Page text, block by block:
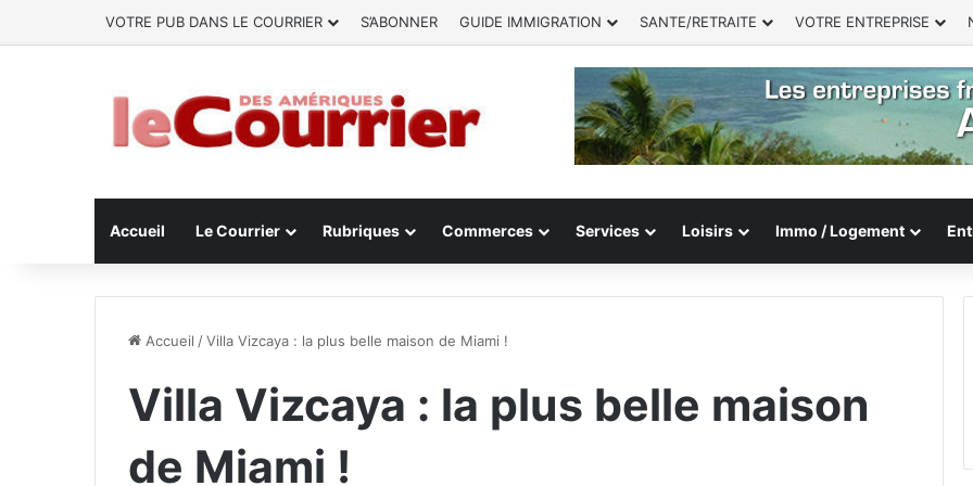
VOTRE PUB DANS LE COURRIER S’ABONNER GUIDE IMMIGRATION SANTE/RETRAITE VOTRE ENTREPRISE
Accueil Le Courrier Rubriques Commerces Services Loisirs Immo / Logement
Accueil /Villa Vizcaya : la plus belle maison de Miami !
Villa Vizcaya : la plus belle maison
de Miami !